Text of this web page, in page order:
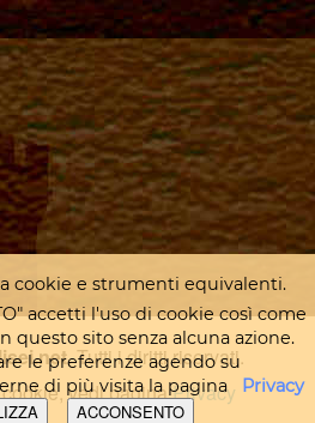
. Tutti i diritti riservati.
vedi paginaPrivacy
cookie e strumenti equivalenti.
accetti l'uso di cookie così come
questo sito senza alcuna azione.
le preferenze agendo su
di più visita la pagina Privacy
ACCONSENTO